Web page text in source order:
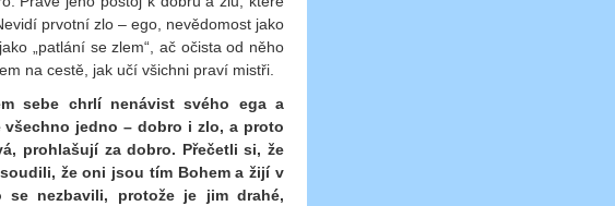
prvotní zlo – ego, nevědomost jako
„patlání se zlem“, ač očista od něho
na cestě, jak učí všichni praví mistři.
sebe chrlí nenávist svého ega a
jedno – dobro i zlo, a proto
prohlašují za dobro. Přečetli si, že
že oni jsou tím Bohem a žijí v
nezbavili, protože je jim drahé,